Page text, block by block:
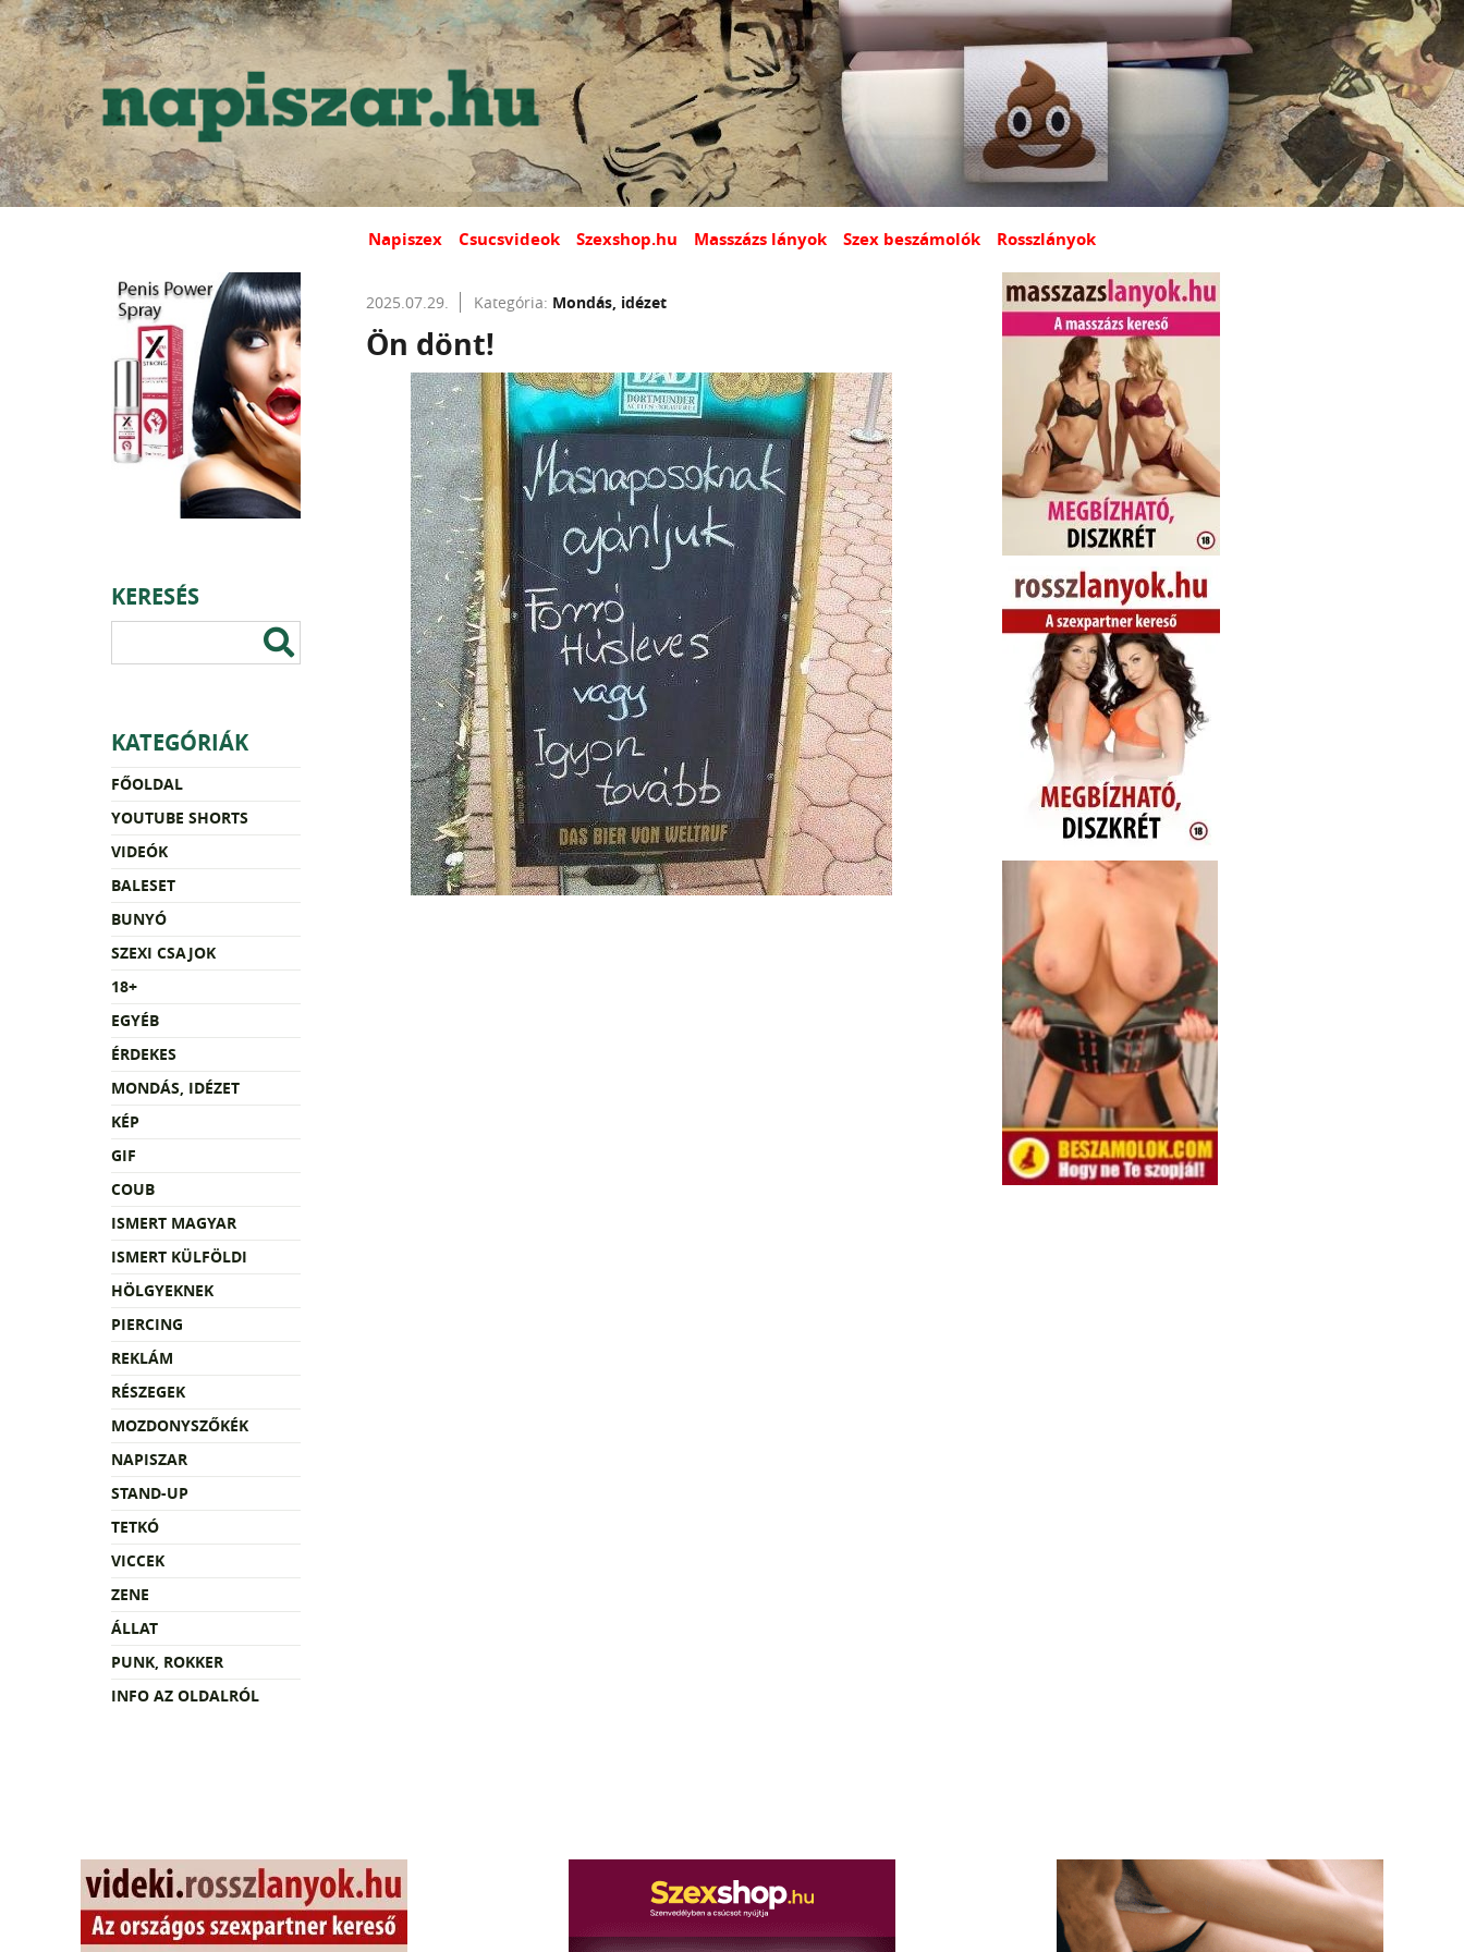
Napiszex Csucsvideok Szexshop.hu Masszázs lányok Szex beszámolók Rosszlányok
KERESÉS
KATEGÓRIÁK
FŐOLDAL
YOUTUBE SHORTS
VIDEÓK
BALESET
BUNYÓ
SZEXI CSAJOK
18+
EGYÉB
ÉRDEKES
MONDÁS, IDÉZET
KÉP
GIF
COUB
ISMERT MAGYAR
ISMERT KÜLFÖLDI
HÖLGYEKNEK
PIERCING
REKLÁM
RÉSZEGEK
MOZDONYSZŐKÉK
NAPISZAR
STAND-UP
TETKÓ
VICCEK
ZENE
ÁLLAT
PUNK, ROKKER
INFO AZ OLDALRÓL
2025.07.29. Kategória: Mondás, idézet
Ön dönt!